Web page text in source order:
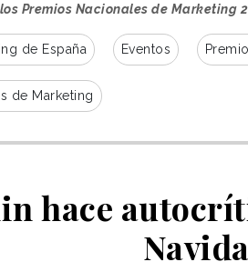
Premios Nacionales de Marketing
de España Eventos
de Marketing
hace